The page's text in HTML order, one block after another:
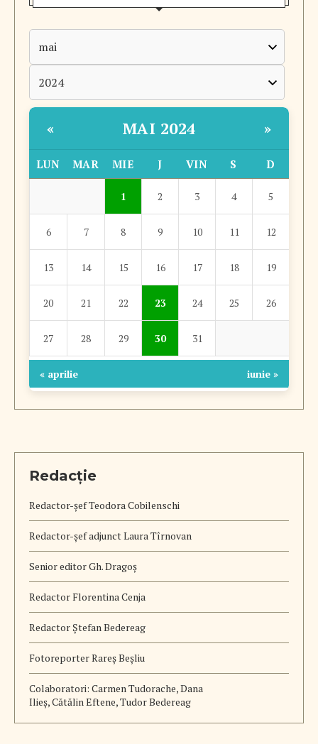
« MAI 2024 »
LUN MAR MIE J VIN S D
1 2 3 4 5
6 7 8 9 10 11 12
13 14 15 16 17 18 19
20 21 22 23 24 25 26
27 28 29 30 31
« aprilie iunie »
Redacție
Redactor-șefTeodora Cobilenschi
Redactor-șef adjunct Laura Tîrnovan
Senior editor Gh. Dragoș
Redactor Florentina Cenja
Redactor Ștefan Bedereag
Fotoreporter Rareș Beșliu
Colaboratori: Carmen Tudorache, Dana
Ilieș, Cătălin Eftene, Tudor Bedereag